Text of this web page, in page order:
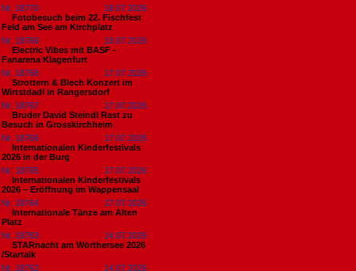
Nr. 18770
18.07.2026
Fotobesuch beim 22. Fischfest
Feld am See am Kirchplatz
Nr. 18769
18.07.2026
Electric Vibes mit BASF -
Fanarena Klagenfurt
Nr. 18768
17.07.2026
Strottern & Blech Konzert im
Wirtstdadl in Rangersdorf
Nr. 18767
17.07.2026
Bruder David Steindl Rast zu
Besuch in Grosskirchheim
Nr. 18766
17.07.2026
Internationalen Kinderfestivals
2026 in der Burg
Nr. 18765
17.07.2026
Internationalen Kinderfestivals
2026 – Eröffnung im Wappensaal
Nr. 18764
17.07.2026
Internationale Tänze am Alten
Platz
Nr. 18763
14.07.2026
STARnacht am Wörthersee 2026
/Startalk
Nr. 18762
14.07.2026